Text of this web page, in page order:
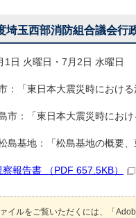
埼玉西部消防組合議会行
1日 火曜日・7月2日 水曜日
：「東日本大震災時における
市：「東日本大震災時にお
島基地：「松島基地の概要、
報告書 （PDF 657.5KB）
イルをご覧いただくには、「